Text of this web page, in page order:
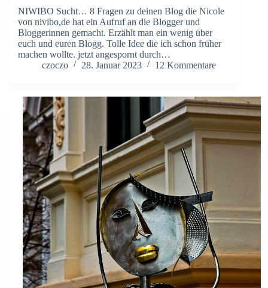
NIWIBO Sucht… 8 Fragen zu deinen Blog die Nicole
von nivibo,de hat ein Aufruf an die Blogger und
Bloggerinnen gemacht. Erzählt man ein wenig über
euch und euren Blogg. Tolle Idee die ich schon früher
machen wollte. jetzt angespornt durch…
czoczo
28. Januar 2023 12 Kommentare